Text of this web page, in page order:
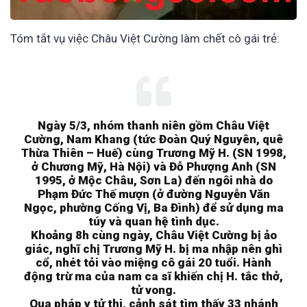
Tóm tắt vụ việc Châu Việt Cường làm chết cô gái trẻ:
Ngày 5/3, nhóm thanh niên gồm Châu Việt
Cường, Nam Khang (tức Đoàn Quý Nguyên, quê
Thừa Thiên – Huế) cùng Trương Mỹ H. (SN 1998,
ở Chương Mỹ, Hà Nội) và Đỗ Phượng Anh (SN
1995, ở Mộc Châu, Sơn La) đến ngôi nhà do
Phạm Đức Thế mượn (ở đường Nguyễn Văn
Ngọc, phường Cống Vị, Ba Đình) để sử dụng ma
túy và quan hệ tình dục.
Khoảng 8h cùng ngày, Châu Việt Cường bị ảo
giác, nghĩ chị Trương Mỹ H. bị ma nhập nên ghì
cổ, nhét tỏi vào miệng cô gái 20 tuổi. Hành
động trừ ma của nam ca sĩ khiến chị H. tắc thở,
tử vong.
Qua pháp y tử thi, cảnh sát tìm thấy 33 nhánh